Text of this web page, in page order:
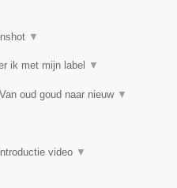
▼
ik met mijn label ▼
oud goud naar nieuw ▼
Introductie video ▼